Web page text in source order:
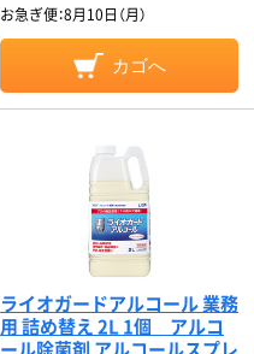
お急ぎ便：8月10日（月）
カゴへ
ライオガードアルコール 業務
用 詰め替え 2L 1個 アルコ
ール除菌剤 アルコールスプレ